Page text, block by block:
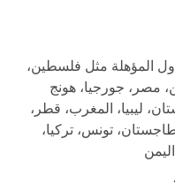
المؤهلة مثل فلسطين،
مصر، جورجيا، هونج
ليبيا، المغرب، قطر،
طاجستان، تونس، تركيا،